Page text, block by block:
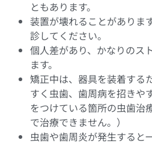
ともあります。
装置が壊れることがありま
診してください。
個人差があり、かなりのス
ます。
矯正中は、器具を装着する
すく虫歯、歯周病を招きや
をつけている箇所の虫歯治
で治療できません。）
虫歯や歯周炎が発生すると